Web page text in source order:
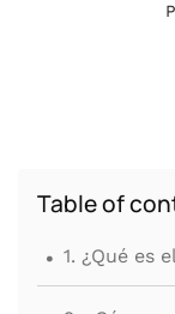
Table of
. 1. ¿Qué es